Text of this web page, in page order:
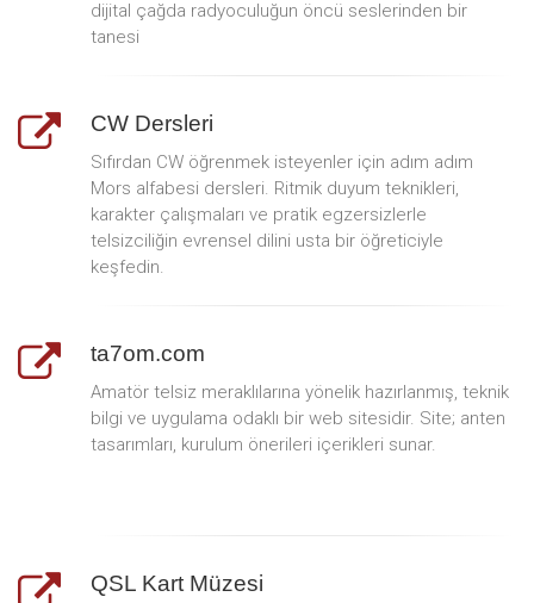
dijital çağda radyoculuğun öncü seslerinden bir
tanesi
CW Dersleri
Sıfırdan CW öğrenmek isteyenler için adım adım
Mors alfabesi dersleri. Ritmik duyum teknikleri,
karakter çalışmaları ve pratik egzersizlerle
telsizciliğin evrensel dilini usta bir öğreticiyle
keşfedin.
ta7om.com
Amatör telsiz meraklılarına yönelik hazırlanmış, teknik
bilgi ve uygulama odaklı bir web sitesidir. Site; anten
tasarımları, kurulum önerileri içerikleri sunar.
QSL Kart Müzesi